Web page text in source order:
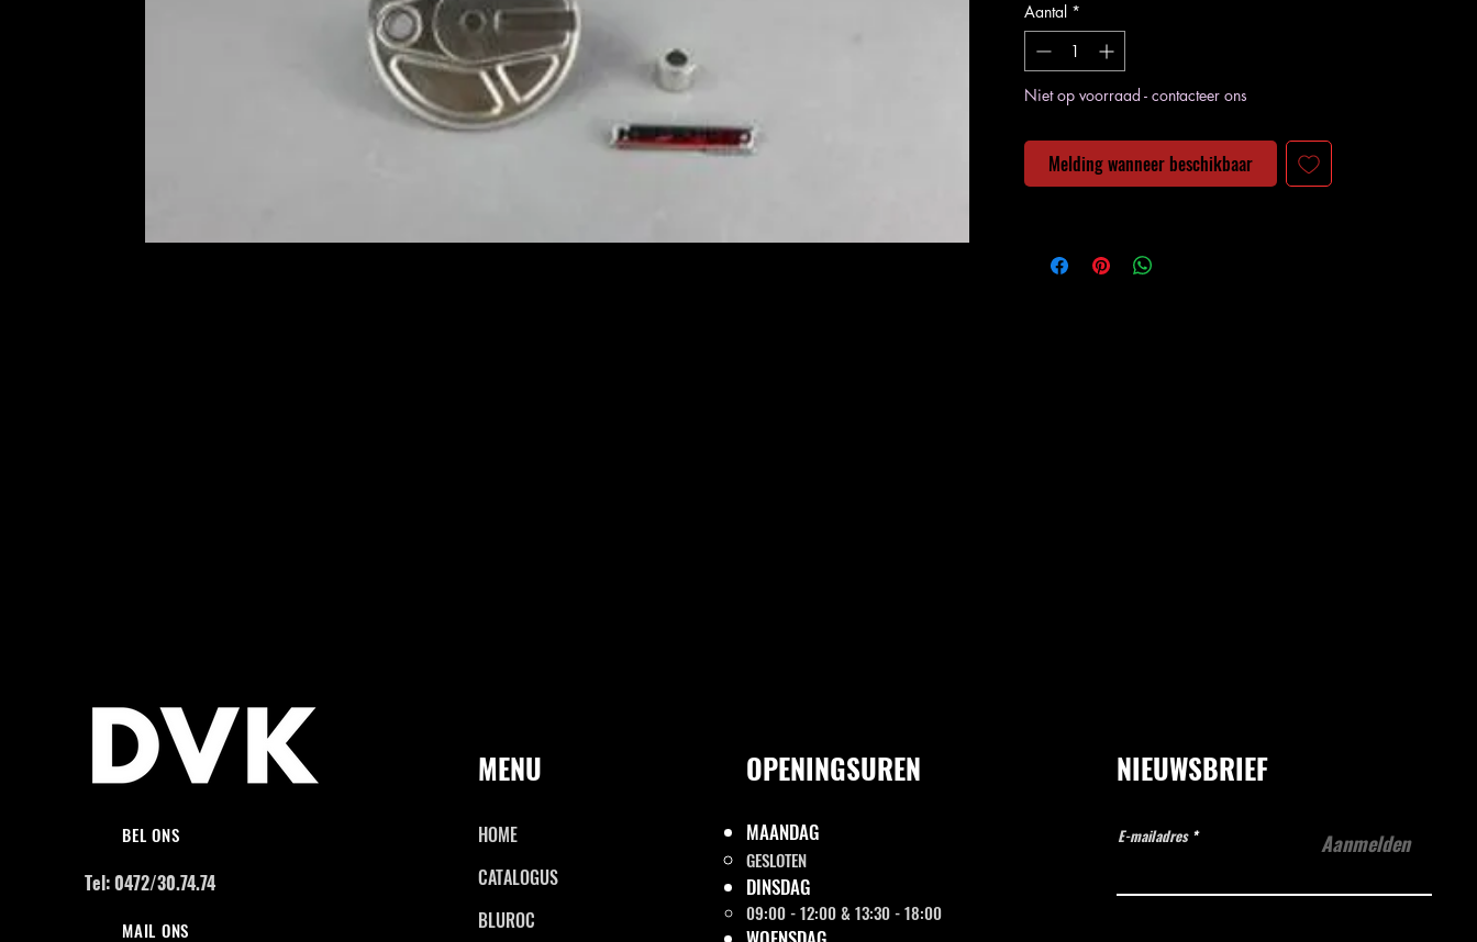
Aantal *
Niet op voorraad - contacteer ons
Melding wanneer beschikbaar
BEL ONS
Tel: 0472/30.74.74
MAIL ONS
MENU
HOME
CATALOGUS
BLUROC
OPENINGSUREN NIEUWSBRIEF
E-mailadres Aanmelden
MAANDAG
GESLOTEN
DINSDAG
09:00 - 12:00 & 13:30 - 18:00